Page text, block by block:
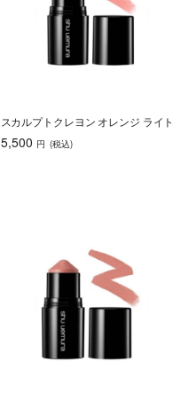
スカルプトクレヨン オレンジ ライト
5,500 円 (税込)